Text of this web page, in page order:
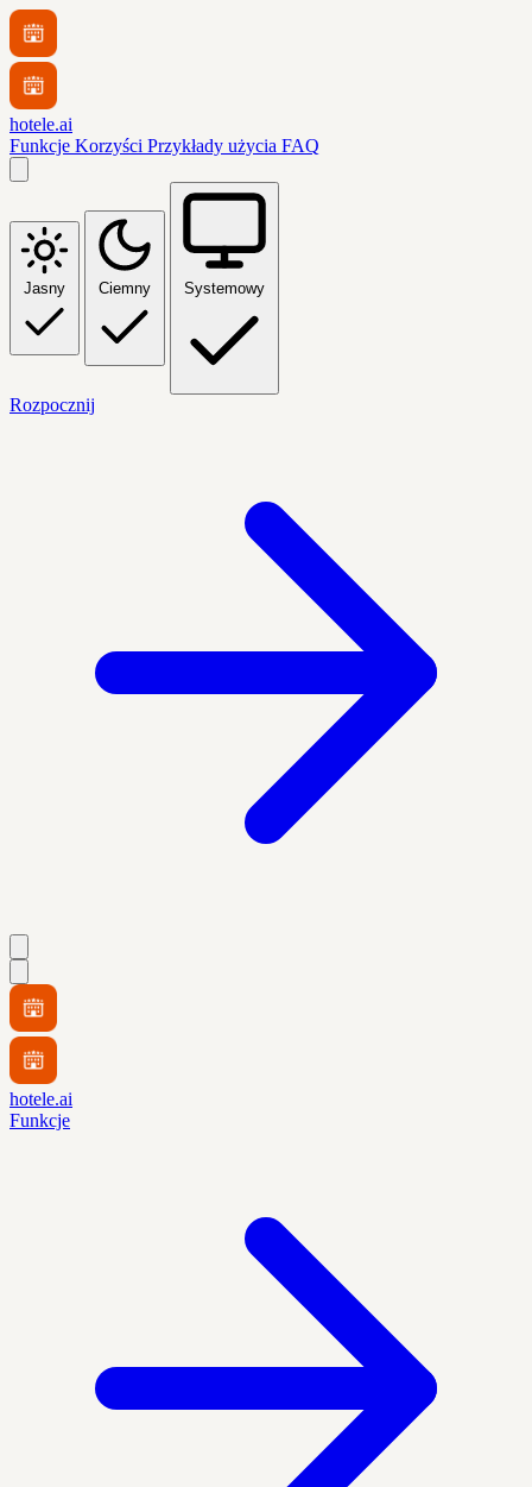
hotele.ai
Funkcje Korzyści Przykłady użycia FAQ
Jasny Ciemny Systemowy
Rozpocznij
hotele.ai
Funkcje